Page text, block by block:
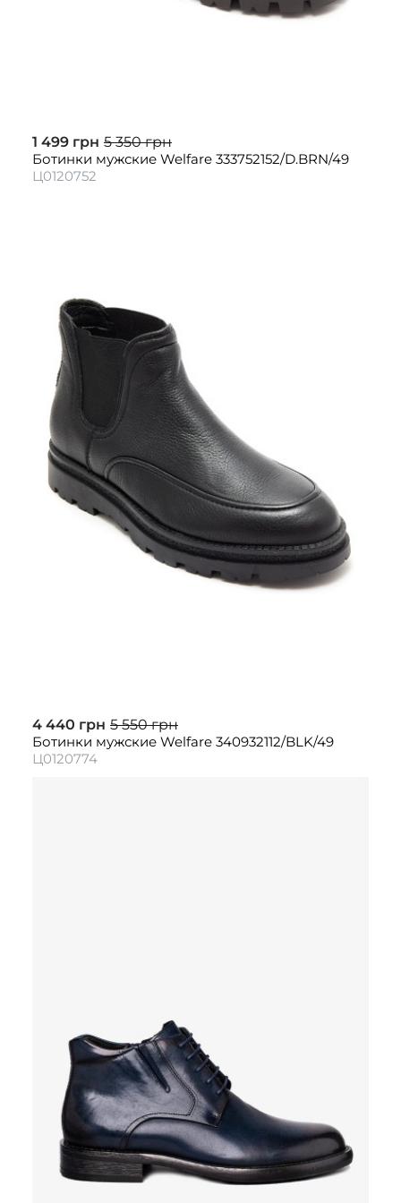
1 499 грн 5 350 грн
Ботинки мужские Welfare 333752152/D.BRN/49
Ц0120752
4 440 грн 5 550 грн
Ботинки мужские Welfare 340932112/BLK/49
Ц0120774